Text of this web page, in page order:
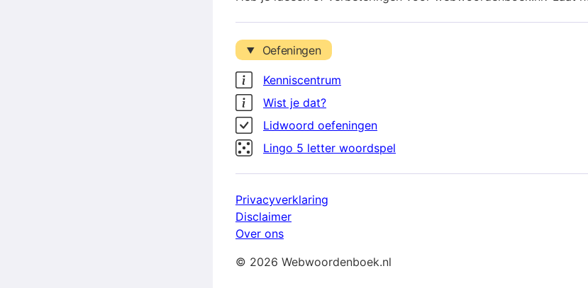
Oefeningen
Kenniscentrum
Wist je dat?
Lidwoord oefeningen
Lingo 5 letter woordspel
Privacyverklaring
Disclaimer
Over ons
© 2026 Webwoordenboek.nl